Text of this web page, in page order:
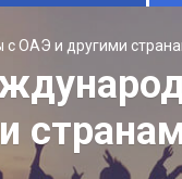
и другими